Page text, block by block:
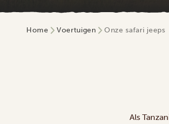
Home Voertuigen Onze safari jeeps
Als